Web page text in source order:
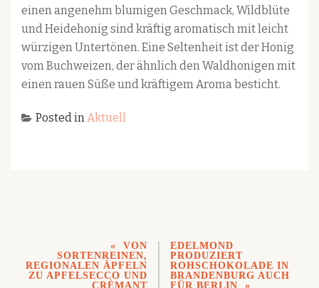
einen angenehm blumigen Geschmack, Wildblüte
und Heidehonig sind kräftig aromatisch mit leicht
würzigen Untertönen. Eine Seltenheit ist der Honig
vom Buchweizen, der ähnlich den Waldhonigen mit
einen rauen Süße und kräftigem Aroma besticht.
Posted inAktuell
VON
SORTENREINEN,
REGIONALEN ÄPFELN
ZU APFELSECCO UND
CRÈMANT
EDELMOND
PRODUZIERT
ROHSCHOKOLADE IN
BRANDENBURG AUCH
FÜR BERLIN